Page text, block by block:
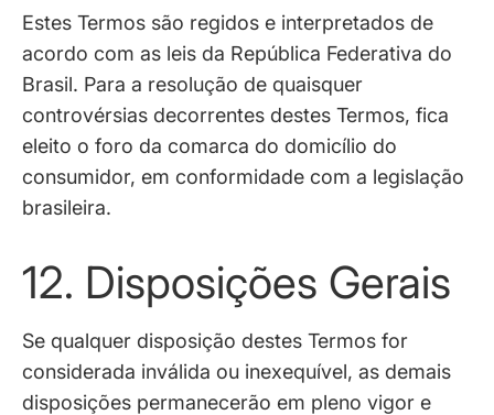
Estes Termos são regidos e interpretados de
acordo com as leis da República Federativa do
Brasil. Para a resolução de quaisquer
controvérsias decorrentes destes Termos, fica
eleito o foro da comarca do domicílio do
consumidor, em conformidade com a legislação
brasileira.
12. Disposições Gerais
Se qualquer disposição destes Termos for
considerada inválida ou inexequível, as demais
disposições permanecerão em pleno vigor e